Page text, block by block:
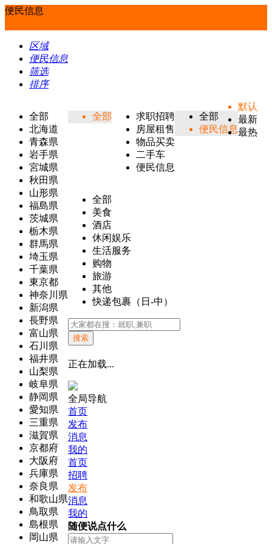
便民信息
区域
便民信息
筛选
排序
全部
北海道
青森県
岩手県
宮城県
秋田県
山形県
福島県
茨城県
栃木県
群馬県
埼玉県
千葉県
東京都
神奈川県
新潟県
長野県
富山県
石川県
福井県
山梨県
岐阜県
静岡県
愛知県
三重県
滋賀県
京都府
大阪府
兵庫県
奈良県
和歌山県
鳥取県
島根県
岡山県
全部
求职招聘
房屋租售
物品买卖
二手车
便民信息
全部
便民信息
全部
美食
酒店
休闲娱乐
生活服务
购物
旅游
其他
快递包裹（日-中）
默认
最新
最热
搜索
正在加载...
全局导航
首页
发布
消息
我的
首页
招聘
发布
消息
我的
随便说点什么